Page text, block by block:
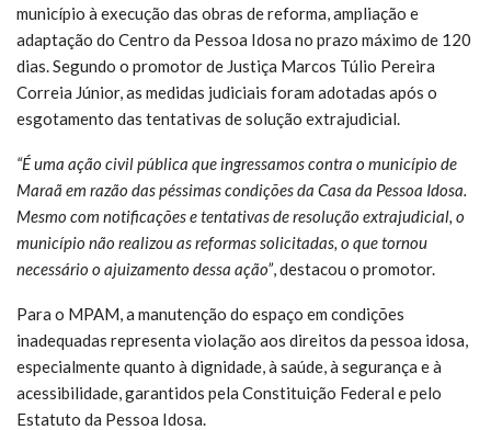
município à execução das obras de reforma, ampliação e
adaptação do Centro da Pessoa Idosa no prazo máximo de 120
dias. Segundo o promotor de Justiça Marcos Túlio Pereira
Correia Júnior, as medidas judiciais foram adotadas após o
esgotamento das tentativas de solução extrajudicial.
“É uma ação civil pública que ingressamos contra o município de
Maraã em razão das péssimas condições da Casa da Pessoa Idosa.
Mesmo com notificações e tentativas de resolução extrajudicial, o
município não realizou as reformas solicitadas, o que tornou
necessário o ajuizamento dessa ação”, destacou o promotor.
Para o MPAM, a manutenção do espaço em condições
inadequadas representa violação aos direitos da pessoa idosa,
especialmente quanto à dignidade, à saúde, à segurança e à
acessibilidade, garantidos pela Constituição Federal e pelo
Estatuto da Pessoa Idosa.